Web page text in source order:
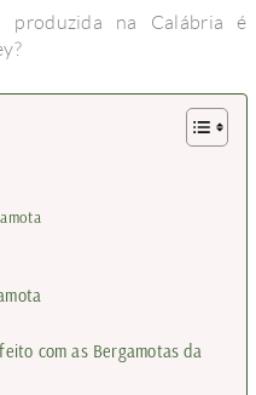
produzida na Calábria é
com as Bergamotas da